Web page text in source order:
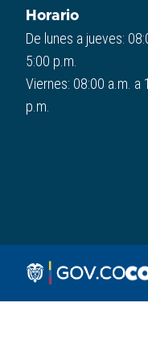
Horario
De lunes a jueves:
5:00 p.m.
Viernes: 08:00 a.m. a
p.m.